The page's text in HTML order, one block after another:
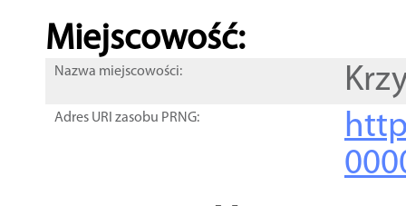
Miejscowość:
Nazwa miejscowości:
Adres URI zasobu PRNG: